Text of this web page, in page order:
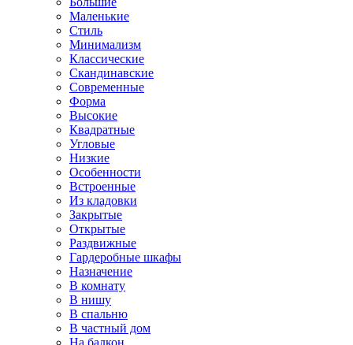
Маленькие
Стиль
Минимализм
Классические
Скандинавские
Современные
Форма
Высокие
Квадратные
Угловые
Низкие
Особенности
Встроенные
Из кладовки
Закрытые
Открытые
Раздвижные
Гардеробные шкафы
Назначение
В комнату
В нишу
В спальню
В частный дом
На балкон